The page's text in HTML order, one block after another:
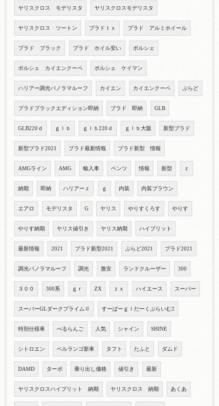
ヤリスクロス モデリスタ ヤリスクロスモデリスタ
ヤリスクロス ツートン プラドｔｘ プラド アルミホイール
プラド ブラック プラド ホイル安い ポルシェ
ポルシェ カイエンクーペ ポルシェ ケイマン
ハリアー調光パノラマルーフ カイエン カイエンクーペ ぷらど
プラドブラックエディション即納 プラド 即納 GLB
GLB220ｄ ｇｌｂ ｇｌｂ220ｄ ｇｌｂ大阪 新型プラド
新型プラド2021 プラド最新情報 プラド新型 情報
AMGライン AMG 輸入車 ベンツ 情報 新型 ｚ
納期 即納 ハリアーｚ ｇ 内装 内装ブラウン
エアロ モデリスタ G ヤリス やりすくろす やりす
やりす納期 ヤリス値引き ヤリス納期 ハイブリット
最新情報 2021 プラド新型2021 ぷらど2021 プラド2021
調光パノラマルーフ 調光 激安 ランドクルーザー 300
３００ 300系 ｇｒ ZX ｚｘ ハイエース スーパー
スーパーGLダークプライムⅡ すーぱーｇｌだーくぷらいむ2
特別仕様車 べるらんご 人気 シャイン SHINE
シトロエン ベルランゴ新車 タフト たふと ダムド
DAMD ターボ 乗り出し価格 値引き 最新
ヤリスクロスハイブリット 納期 ヤリスクロス 納期 あくあ